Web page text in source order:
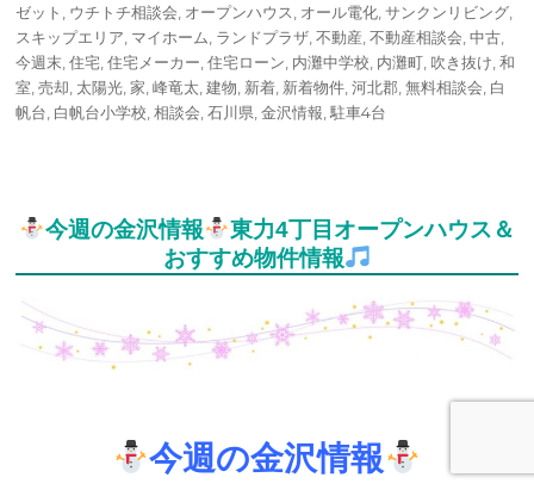
稿
日:
グ
ゼット
ウチトチ相談会 オープンハウス オール電化 ,サンクンリビング
スキップエリア マイホーム ランドプラザ ,不動産 ,不動産相談会 ,中古
今週末 ,住宅 ,住宅メーカー ,住宅ローン 内灘中学校 内灘町 吹き抜け ,和
室 ,売却 太陽光 ,家 ,峰竜太 ,建物 新着 新着物件 ,河北郡 ,無料相談会 白
帆台 白帆台小学校 ,相談会 ,石川県 ,金沢情報 ,駐車4台
今週の金沢情報
東力4丁目オープンハウス＆
おすすめ物件情報
今週の金沢情報